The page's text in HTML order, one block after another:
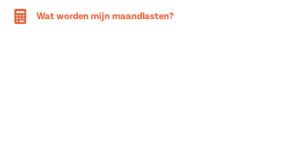
Wat worden mijn maandlasten?